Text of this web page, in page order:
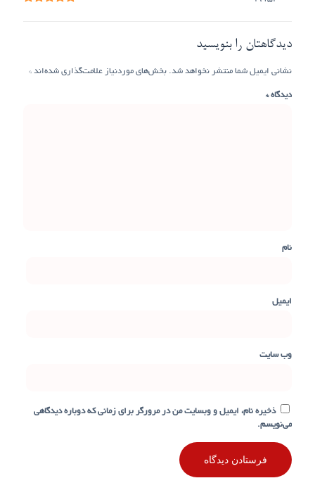
دیدگاهتان را بنویسید
نشانی ایمیل شما منتشر نخواهد شد. بخش‌های موردنیاز علامت‌گذاری شده‌اند *
دیدگاه*
نام
ایمیل
وب‌ سایت
ذخیره نام، ایمیل و وبسایت من در مرورگر برای زمانی که دوباره دیدگاهی
می‌نویسم.